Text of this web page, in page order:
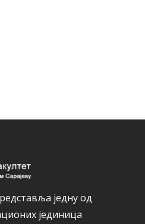
једну од
јединица